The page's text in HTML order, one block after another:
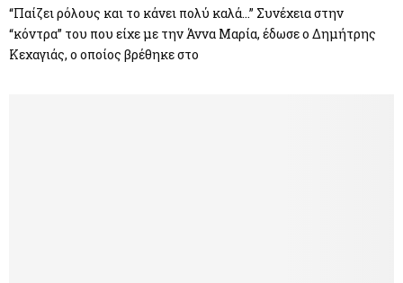
“Παίζει ρόλους και το κάνει πολύ καλά…” Συνέχεια στην
“κόντρα” του που είχε με την Άννα Μαρία, έδωσε ο Δημήτρης
Κεχαγιάς, ο οποίος βρέθηκε στο